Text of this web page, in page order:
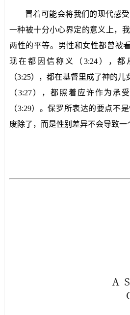
冒着可能会将我们的现代感
一种被十分小心界定的意义上，
两性的平等。男性和女性都曾被
现在都因信称义（ 3:24），都
（3:25），都在基督里成了神的儿
（3:27），都照着应许作为承
（3:29）。保罗所表达的要点不
废除了，而是性别差异不会导致一